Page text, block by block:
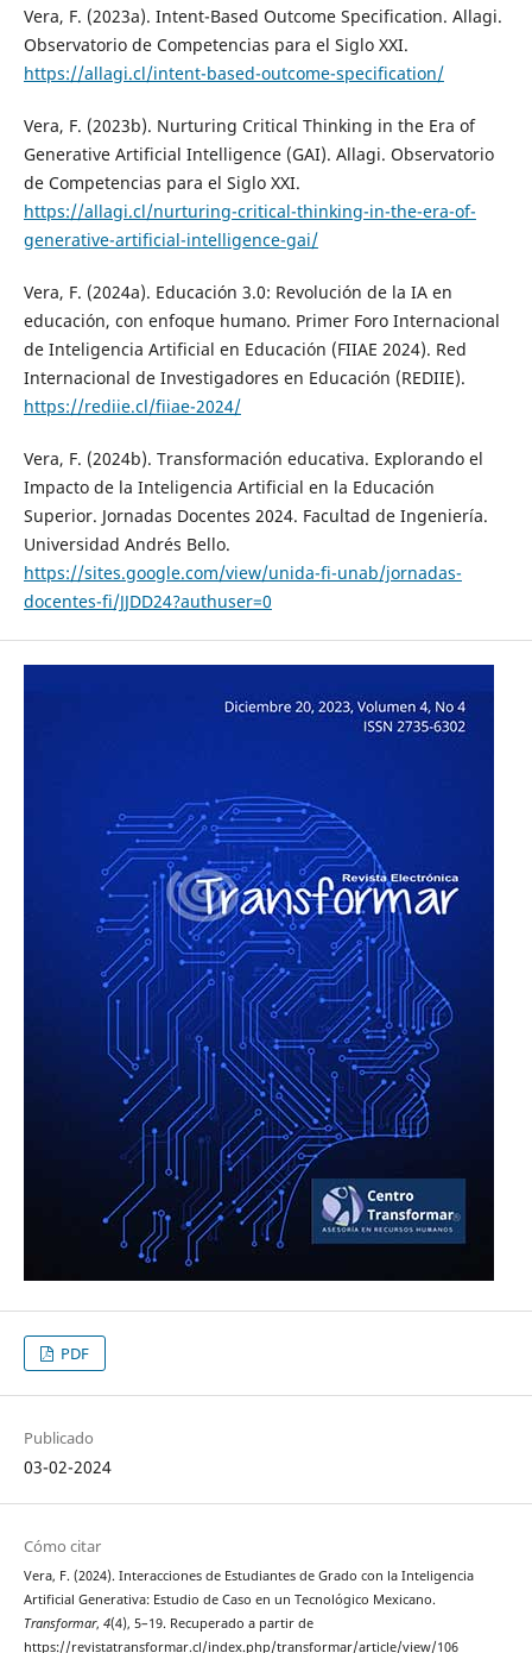
Vera, F. (2023a). Intent-Based Outcome Specification. Allagi.
Observatorio de Competencias para el Siglo XXI.
https://allagi.cl/intent-based-outcome-specification/
Vera, F. (2023b). Nurturing Critical Thinking in the Era of
Generative Artificial Intelligence (GAI). Allagi. Observatorio
de Competencias para el Siglo XXI.
https://allagi.cl/nurturing-critical-thinking-in-the-era-of-
generative-artificial-intelligence-gai/
Vera, F. (2024a). Educación 3.0: Revolución de la IA en
educación, con enfoque humano. Primer Foro Internacional
de Inteligencia Artificial en Educación (FIIAE 2024). Red
Internacional de Investigadores en Educación (REDIIE).
https://rediie.cl/fiiae-2024/
Vera, F. (2024b). Transformación educativa. Explorando el
Impacto de la Inteligencia Artificial en la Educación
Superior. Jornadas Docentes 2024. Facultad de Ingeniería.
Universidad Andrés Bello.
https://sites.google.com/view/unida-fi-unab/jornadas-
docentes-fi/JJDD24?authuser=0
PDF
Publicado
03-02-2024
Cómo citar
Vera, F. (2024). Interacciones de Estudiantes de Grado con la Inteligencia
Artificial Generativa: Estudio de Caso en un Tecnológico Mexicano.
Transformar, 4(4), 5–19. Recuperado a partir de
https://revistatransformar.cl/index.php/transformar/article/view/106